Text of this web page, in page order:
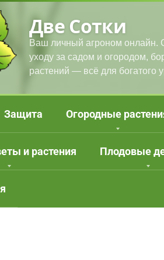
Две Сотки
Ваш личный агроном
уходу за садом и огородом,
растений — всё для богатого
Защита Огородные
и растения Плодовые